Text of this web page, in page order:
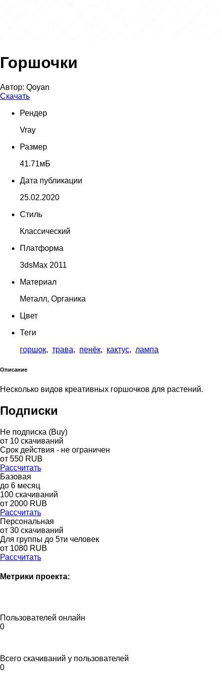
Горшочки
Автор: Qoyan
Скачать
Рендер
Vray
Размер
41.71мБ
Дата публикации
25.02.2020
Стиль
Классический
Платформа
3dsMax 2011
Материал
Металл, Органика
Цвет
Теги
горшок, трава, пенёк, кактус, лампа
Описание
Несколько видов креативных горшочков для растений.
Подписки
Не подписка (Buy)
от 10 скачиваний
Срок действия - не ограничен
от 550 RUB
Рассчитать
Базовая
до 6 месяц
100 скачиваний
от 2000 RUB
Рассчитать
Персональная
от 30 скачиваний
Для группы до 5ти человек
от 1080 RUB
Рассчитать
Метрики проекта:
Пользователей онлайн
0
Всего скачиваний у пользователей
0